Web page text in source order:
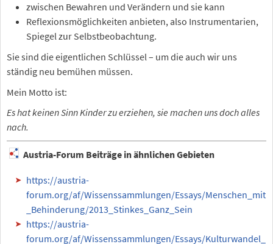
zwischen Bewahren und Verändern und sie kann
Reflexionsmöglichkeiten anbieten, also Instrumentarien,
Spiegel zur Selbstbeobachtung.
Sie sind die eigentlichen Schlüssel – um die auch wir uns
ständig neu bemühen müssen.
Mein Motto ist:
Es hat keinen Sinn Kinder zu erziehen, sie machen uns doch alles
nach.
Austria-Forum Beiträge in ähnlichen Gebieten
https://austria-
forum.org/af/Wissenssammlungen/Essays/Menschen_mit
_Behinderung/2013_Stinkes_Ganz_Sein
https://austria-
forum.org/af/Wissenssammlungen/Essays/Kulturwandel_